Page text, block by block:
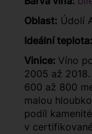
Oblast: Údolí
Ideální teplota:
Vinice: Víno
2005 až
600 až 800
malou
podíl
v